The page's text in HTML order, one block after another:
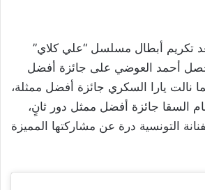
تكريم أبطال مسلسل “علي كلاي”
أحمد العوضي على جائزة أفضل
نالت يارا السكري جائزة أفضل ممثلة،
السقا جائزة أفضل ممثل دور ثانٍ،
التونسية درة عن مشاركتها المميزة